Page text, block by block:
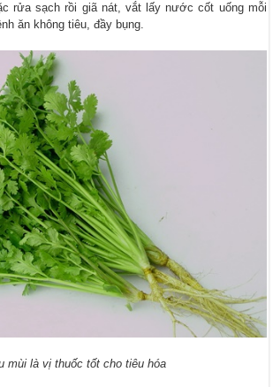
rửa sạch rồi giã nát, vắt lấy nước cốt uống mỗi
ăn không tiêu, đầy bụng.
mùi là vị thuốc tốt cho tiêu hóa